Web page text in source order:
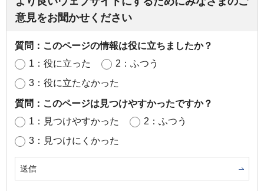
意見をお聞かせください
質問：このページの情報は役に立ちましたか？
1：役に立った
2：ふつう
3：役に立たなかった
質問：このページは見つけやすかったですか？
1：見つけやすかった
2：ふつう
3：見つけにくかった